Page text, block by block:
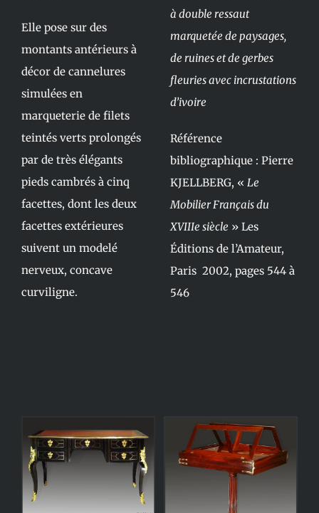
Elle pose sur des
montants antérieurs à
décor de cannelures
simulées en
marqueterie de filets
teintés verts prolongés
par de très élégants
pieds cambrés à cinq
facettes, dont les deux
facettes extérieures
suivent un modelé
nerveux, concave
curviligne.
à double ressaut
marquetée de paysages,
de ruines et de gerbes
fleuries avec incrustations
d’ivoire
Référence
bibliographique : Pierre
KJELLBERG, « Le
Mobilier Français du
XVIIIe siècle » Les
Éditions de l’Amateur,
Paris 2002, pages 544 à
546